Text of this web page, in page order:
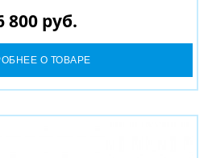
800 руб.
О ТОВАРЕ